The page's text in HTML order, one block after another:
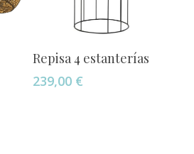
producto
Añadir Al Carrito
Repisa 4 estanterías
239,00 €